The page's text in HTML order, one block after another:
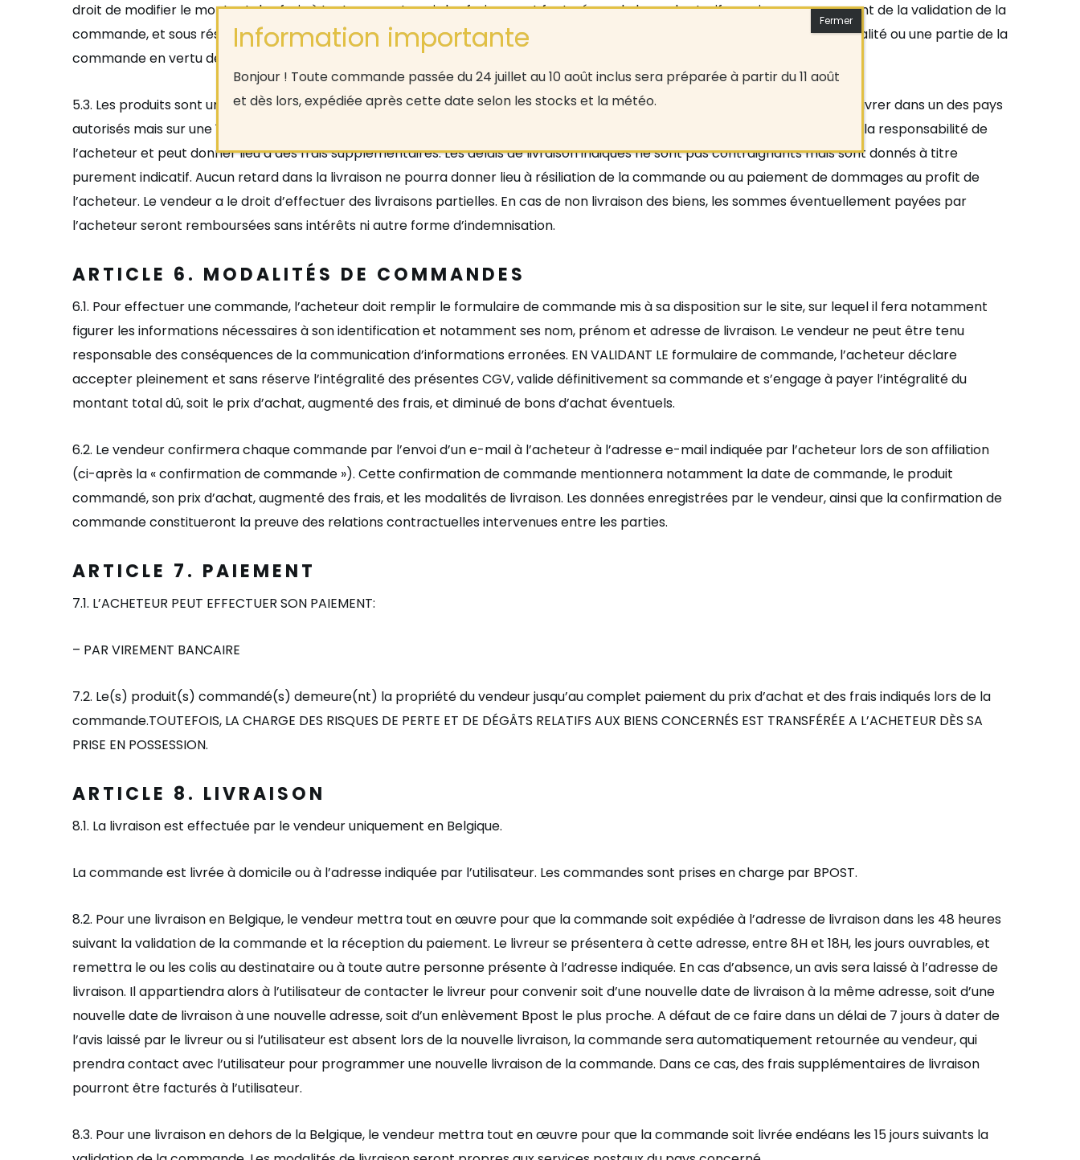
droit de modifier le montant des frais à tout moment, mais les frais seront facturés sur la base des tarifs en vigueur au moment de la validation de la
commande, et sous réserve des disponibilités. Ces frais restent dus et ne seront pas remboursé
acheteur retourne la totalité ou une partie de la
commande en vertu de son droit de ré
5.3. Les produits sont uniquement livrés dans les pays pour lesquels le site autorise la livraison. Les acheteurs désirant se faire livrer dans un des pays
autorisés mais sur uneî
le de ces pays se verra facturer un supplément de livraison. Toute adresse de livraison erronée est de la responsabilité de
l’acheteur et peut donner lieu à des frais supplémentaires. Les délais de livraison indiqués ne sont pas contraignants mais sont donnésà titre
purement indicatif. Aucun retard dans la livraison ne pourra donner lieu à résiliation de la commande ou au paiement de dommages au profit de
l’acheteur. Le vendeur a le droit d’effectuer des livraisons partielles. En cas de non livraison des biens, les sommes éventuellement payées par
l’acheteur seront remboursées sans intérêts ni autre forme d’indemnisation.
ARTICLE 6. MODALITÉS DE COMMANDES
6.1. Pour effectuer une commande, l’acheteur doit remplir le formulaire de commande mis à sa disposition sur le site, sur lequel il fera notamment
figurer les informations nécessaires à son identification et notamment ses nom, prénom et adresse de livraison. Le vendeur ne peut être tenu
responsable des conséquences de la communication d’informations erronées. EN VALIDANT LE formulaire de commande, l’acheteur déclare
accepter pleinement et sans réserve l’intégralité des présentes CGV, valide définitivement sa commande et s’engage à payer l’intégralité du
montant total dû, soit le prix d’achat, augmenté des frais, et diminué de bons d’achat éventuels.
6.2. Le vendeur confirmera chaque commande par l’envoi d’un e-mailà l’acheteur à l’adresse e-mail indiquée par l’acheteur lors de son affiliation
(ci-après la «confirmation de commande »). Cette confirmation de commande mentionnera notamment la date de commande, le produit
commandé, son prix d’achat, augmenté des frais, et les modalités de livraison. Les données enregistrées par le vendeur, ainsi que la confirmation de
commande constitueront la preuve des relations contractuelles intervenues entre les parties.
ARTICLE 7. PAIEMENT
7.1. L’ACHETEUR PEUT EFFECTUER SON PAIEMENT:
– PAR VIREMENT BANCAIRE
7.2. Le(s) produit(s) commandé(s) demeure(nt) la propriété du vendeur jusqu’au complet paiement du prix d’achat et des frais indiqués lors de la
commande.TOUTEFOIS, LA CHARGE DES RISQUES DE PERTE ET DE DÉGÂTS RELATIFS AUX BIENS CONCERNÉS EST TRANSFÉRÉE A L’ACHETEUR DÈS SA
PRISE EN POSSESSION.
ARTICLE 8. LIVRAISON
8.1. La livraison est effectuée par le vendeur uniquement en Belgique.
La commande est livréeà domicile ou à l’adresse indiquée par l’utilisateur. Les commandes sont prises en charge par BPOST.
8.2. Pour une livraison en Belgique, le vendeur mettra tout en œuvre pour que la commande soit expédiéeà l’adresse de livraison dans les 48 heures
suivant la validation de la commande et la réception du paiement. Le livreur se présenteraà cette adresse,entre 8H et 18H, les jours ouvrables, et
remettra le ou les colis au destinataire ou à toute autre personne présenteà l’adresse indiquée. En cas d’absence, un avis sera laissé à l’adresse de
livraison. Il appartiendra alors à l’utilisateur de contacter le livreur pour convenir soit d’une nouvelle date de livraison à la même adresse, soit d’une
nouvelle date de livraison à une nouvelle adresse, soit d’un enlèvement Bpost le plus proche. A défaut de ce faire dans un délai de 7 jours àdater de
l’avis laissé par le livreur ou si l’utilisateur est absent lors de la nouvelle livraison, la commande sera automatiquement retournée au vendeur, qui
prendra contact avec l’utilisateur pour programmer une nouvelle livraison de la commande. Dans ce cas, des frais supplémentaires de livraison
pourront être facturésà l’utilisateur.
8.3. Pour une livraison en dehors de la Belgique, le vendeur mettra tout en œuvre pour que la commande soit livrée endéans les 15 jours suivants la
Bonjour ! Toute commande passée du 24 juillet au 10 août inclus sera préparée à partir du 11 août
et dès lors, expédiée après cette date selon les stocks et la météo.